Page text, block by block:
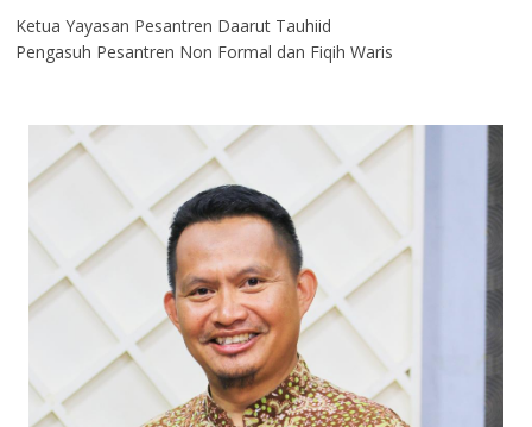
Ketua Yayasan Pesantren Daarut Tauhiid
Pengasuh Pesantren Non Formal dan Fiqih Waris